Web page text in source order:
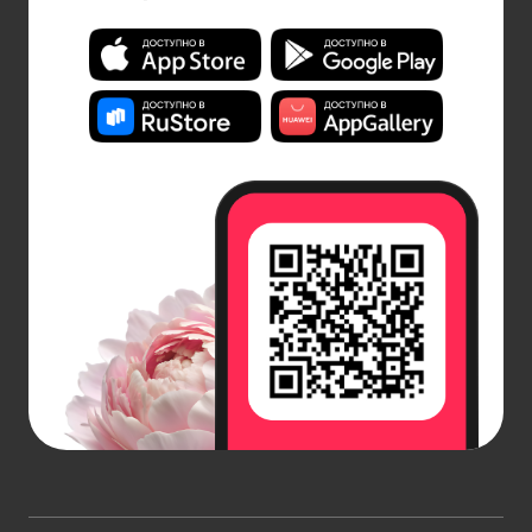
романтическую атмосферу. Шары с конфетти или
перьями добавят празднику искры. Буквы,
формирующие имя молодоженов, смотрятся
эффектно и стильно.
часто используют шары темных и насыщенных
цветов – синие, зеленые, черные, хром, металлик.
Для мам и пап подходят более нежные и светлые
оттенки. Готовые наборы шаров с печатью разных
надписей или рисунком – хороший вариант.
Гелиевые шарики поштучно: как
выбрать и заказать
Заказ воздушных шаров с гелием поштучно из
праздника, и выбор требует особого внимания. Не